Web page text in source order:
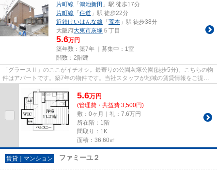
片町線 「 鴻池新田 」駅 徒歩17分
片町線 「 住道 」駅 徒歩22分
近鉄けいはんな線 「 荒本 」駅 徒歩38分
大阪府大東市灰塚 ５丁目
5.6万円
築年数：築7年 ｜募集中： 1室
階数：2階建
「グラースⅡ」のここがイチオシ。最寄りの公園灰塚公園(徒歩5分)。こちらの物
件はアパートです。築7年の物件です。当社スタッフが地域の賃貸情報をご提供
5.6万円
(管理費・共益費 3,500円)
敷：0ヶ月｜礼：7.6万円
所在階：1階
間取り：1K
面積：36.60㎡
賃貸｜マンション ファミーユ２